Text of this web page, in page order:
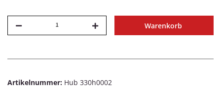
Warenkorb
Artikelnummer: Hub 330h0002